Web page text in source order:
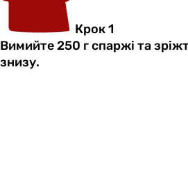
Крок 1
Вимийте 250 г спаржі та
знизу.